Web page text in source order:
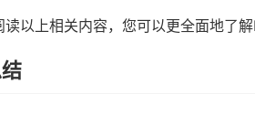
读以上相关内容，您可以更全面地了